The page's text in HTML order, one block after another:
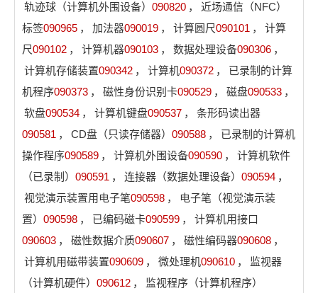
轨迹球（计算机外围设备） 090820 ，
近场通信（NFC）
标签090965 ， 加法器090019 ， 计算圆尺090101 ，
计算
尺090102 ， 计算机器090103 ， 数据处理设备090306 ，
计算机存储装置090342 ， 计算机090372 ，
已录制的计算
机程序090373 ， 磁性身份识别卡090529 ， 磁盘090533 ，
软盘090534 ， 计算机键盘090537 ，
条形码读出器
090581 ， CD盘（只读存储器） 090588 ，
已录制的计算机
操作程序090589 ， 计算机外围设备090590 ，
计算机软件
（已录制） 090591 ， 连接器（数据处理设备） 090594 ，
视觉演示装置用电子笔090598 ，
电子笔（视觉演示装
置） 090598 ， 已编码磁卡090599 ，
计算机用接口
090603 ， 磁性数据介质090607 ， 磁性编码器090608 ，
计算机用磁带装置090609 ， 微处理机090610 ，
监视器
（计算机硬件） 090612 ，
监视程序（计算机程序）